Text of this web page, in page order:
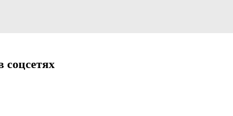
соцсетях